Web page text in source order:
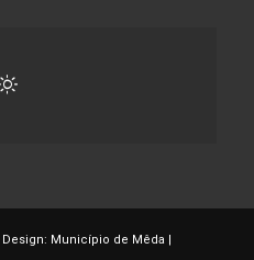
Município de Mêda |